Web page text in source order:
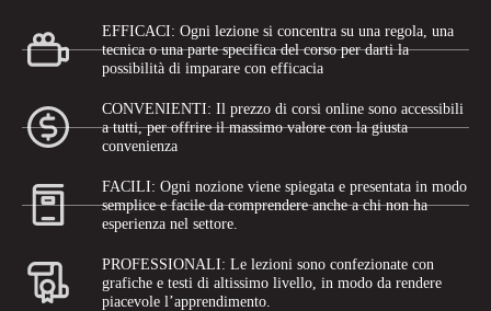
EFFICACI: Ogni lezione si concentra su una regola, una
tecnica o una parte specifica del corso per darti la
possibilità di imparare con efficacia
CONVENIENTI: Il prezzo di corsi online sono accessibili
a tutti, per offrire il massimo valore con la giusta
convenienza
FACILI: Ogni nozione viene spiegata e presentata in modo
semplice e facile da comprendere anche a chi non ha
esperienza nel settore.
PROFESSIONALI: Le lezioni sono confezionate con
grafiche e testi di altissimo livello, in modo da rendere
piacevole l’apprendimento.